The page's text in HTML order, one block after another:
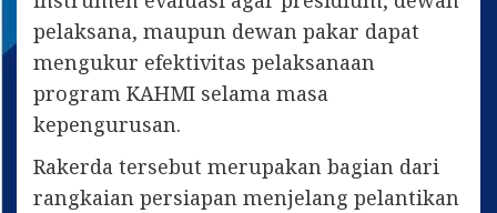
pelaksana, maupun dewan pakar dapat
mengukur efektivitas pelaksanaan
program KAHMI selama masa
kepengurusan.
Rakerda tersebut merupakan bagian dari
rangkaian persiapan menjelang pelantikan